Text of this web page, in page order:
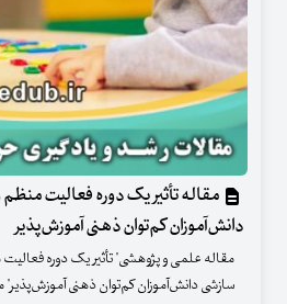
مقاله تأثیر یک دوره فعالیت منظم
دانش‌آموزان کم‌توان ذهنی آموزش‌پذیر
مقاله علمی و پژوهشی" تأثیر یک دوره فعالیت